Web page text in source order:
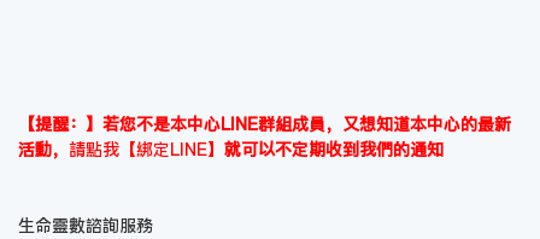
【提醒：】若您不是本中心LINE群組成員，又想知道本中心的最新
活動， 請點我【綁定LINE】 就可以不定期收到我們的通知
生命靈數諮詢服務